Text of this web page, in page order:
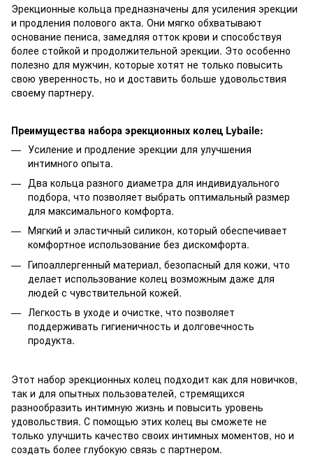
Эрекционные кольца предназначены для усиления эрекции
и продления полового акта. Они мягко обхватывают
основание пениса, замедляя отток крови и способствуя
более стойкой и продолжительной эрекции. Это особенно
полезно для мужчин, которые хотят не только повысить
свою уверенность, но и доставить больше удовольствия
своему партнеру.
Преимущества набора эрекционных колец Lybaile:
Усиление и продление эрекции для улучшения
интимного опыта.
Два кольца разного диаметра для индивидуального
подбора, что позволяет выбрать оптимальный размер
для максимального комфорта.
Мягкий и эластичный силикон, который обеспечивает
комфортное использование без дискомфорта.
Гипоаллергенный материал, безопасный для кожи, что
делает использование колец возможным даже для
людей с чувствительной кожей.
Легкость в уходе и очистке, что позволяет
поддерживать гигиеничность и долговечность
продукта.
Этот набор эрекционных колец подходит как для новичков,
так и для опытных пользователей, стремящихся
разнообразить интимную жизнь и повысить уровень
удовольствия. С помощью этих колец вы сможете не
только улучшить качество своих интимных моментов, но и
создать более глубокую связь с партнером.